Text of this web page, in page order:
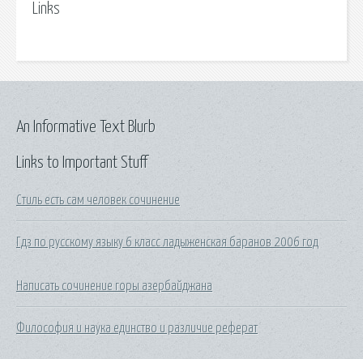
Links
Links to Important Stuff
Стиль есть сам человек сочинение
Гдз по русскому языку 6 класс ладыженская баранов 2006 год
Написать сочинение горы азербайджана
Философия и наука единство и различие реферат
An Informative Text Blurb